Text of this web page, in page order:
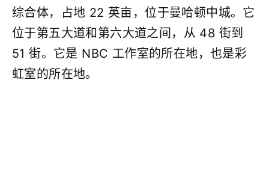
综合体，占地 22 英亩，位于曼哈顿中城。它
位于第五大道和第六大道之间，从 48 街到
51 街。它是 NBC 工作室的所在地，也是彩
虹室的所在地。